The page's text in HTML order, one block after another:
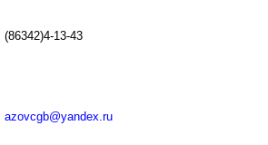
(86342)4-13-43
azovcgb@yandex.ru